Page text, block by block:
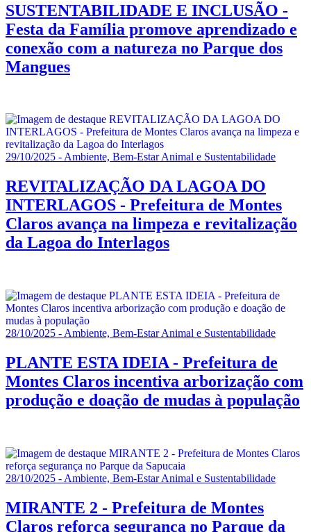
SUSTENTABILIDADE E INCLUSÃO -
Festa da Família promove aprendizado e
conexão com a natureza no Parque dos
Mangues
29/10/2025 - Ambiente, Bem-Estar Animal e Sustentabilidade
REVITALIZAÇÃO DA LAGOA DO
INTERLAGOS - Prefeitura de Montes
Claros avança na limpeza e revitalização
da Lagoa do Interlagos
28/10/2025 - Ambiente, Bem-Estar Animal e Sustentabilidade
PLANTE ESTA IDEIA - Prefeitura de
Montes Claros incentiva arborização com
produção e doação de mudas à população
28/10/2025 - Ambiente, Bem-Estar Animal e Sustentabilidade
MIRANTE 2 - Prefeitura de Montes
Claros reforça segurança no Parque da